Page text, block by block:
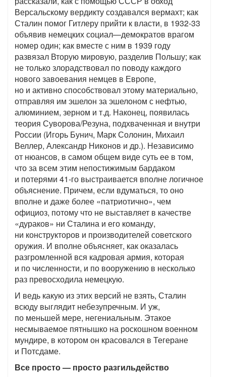
Версальскому вердикту создавался вермахт; как
Сталин помог Гитлеру прийти к власти, в 1932-33
объявив немецких социал—демократов врагом
номер один; как вместе с ним в 1939 году
развязал Вторую мировую, разделив Польшу; как
не только злорадствовал по поводу каждого
нового завоевания немцев в Европе,
но и активно способствовал этому материально,
отправляя им эшелон за эшелоном с нефтью,
алюминием, зерном и т.д. Наконец, появилась
теория Суворова/Резуна, подхваченная и внутри
России (Игорь Бунич, Марк Солонин, Михаил
Веллер, Александр Никонов и др.). Независимо
от нюансов, в самом общем виде суть ее в том,
что за всем этим непостижимым бардаком
и потерями 41-го выстраивается вполне логичное
объяснение. Причем, если вдуматься, то оно
вполне и даже более «патриотично», чем
официоз, потому что не выставляет в качестве
«дураков» ни Сталина и его команду,
ни конструкторов и производителей советского
оружия. И вполне объясняет, как оказалась
разгромленной вся кадровая армия, которая
и по численности, и по вооружению в несколько
раз превосходила немецкую.
И ведь какую из этих версий не взять, Сталин
всюду выглядит небезупречным. И уж,
по меньшей мере, негениальным. Этакое
несмываемое пятнышко на роскошном военном
мундире, в котором он красовался в Тегеране
и Потсдаме.
Все просто — просто разгильдейство